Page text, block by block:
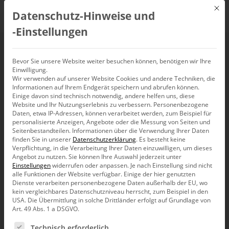
Weißstil
Clicks
Mit
Datenschutz-Hinweise und
‑Einstellungen
Bevor Sie unsere Website weiter besuchen können, benötigen wir Ihre
Einwilligung.
Wir verwenden auf unserer Website Cookies und andere Techniken, die
Informationen auf Ihrem Endgerät speichern und abrufen können.
Einige davon sind technisch notwendig, andere helfen uns, diese
Website und Ihr Nutzungserlebnis zu verbessern. Personenbezogene
Daten, etwa IP-Adressen, können verarbeitet werden, zum Beispiel für
personalisierte Anzeigen, Angebote oder die Messung von Seiten und
Seitenbestandteilen. Informationen über die Verwendung Ihrer Daten
finden Sie in unserer Datenschutzerklärung. Es besteht keine
Verpflichtung, in die Verarbeitung Ihrer Daten einzuwilligen, um dieses
Angebot zu nutzen.Sie können Ihre Auswahl jederzeit unter
Einstellungenwiderrufen oder anpassen. Je nach Einstellung sind nicht
alle Funktionen der Website verfügbar. Einige der hier genutzten
Dienste verarbeiten personenbezogene Daten außerhalb der EU, wo
kein vergleichbares Datenschutzniveau herrscht, zum Beispiel in den
USA. Die Übermittlung in solche Drittländer erfolgt auf Grundlage von
Art. 49 Abs. 1 a DSGVO.
Es folgt eine Liste der Service-Gruppen, für die eine